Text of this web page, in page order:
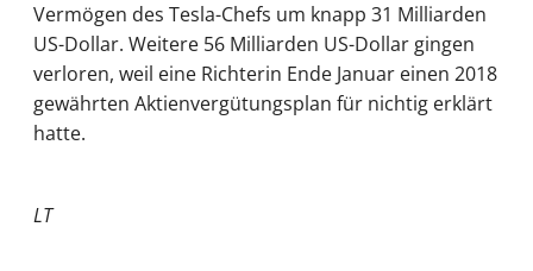
Vermögen des Tesla-Chefs um knapp 31 Milliarden
US-Dollar. Weitere 56 Milliarden US-Dollar gingen
verloren, weil eine Richterin Ende Januar einen 2018
gewährten Aktienvergütungsplan für nichtig erklärt
hatte.
LT